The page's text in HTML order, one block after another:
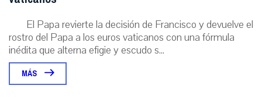
El Papa revierte la decisión de Francisco y devuelve el
rostro del Papa a los euros vaticanos con una fórmula
inédita que alterna efigie y escudo s...
MÁS